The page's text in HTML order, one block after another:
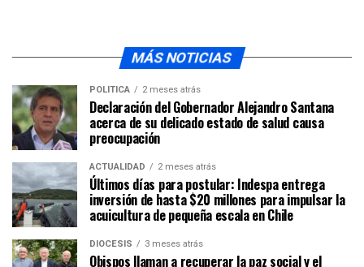
MÁS NOTICIAS
POLÍTICA 2 meses atrás
Declaración del Gobernador Alejandro Santana
acerca de su delicado estado de salud causa
preocupación
ACTUALIDAD 2 meses atrás
Últimos días para postular: Indespa entrega
inversión de hasta $20 millones para impulsar la
acuicultura de pequeña escala en Chile
DIÓCESIS 3 meses atrás
Obispos llaman a recuperar la paz social y el